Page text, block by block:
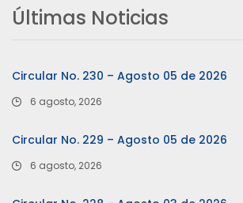
Últimas Noticias
Circular No. 230 – Agosto 05 de 2026
6 agosto, 2026
Circular No. 229 – Agosto 05 de 2026
6 agosto, 2026